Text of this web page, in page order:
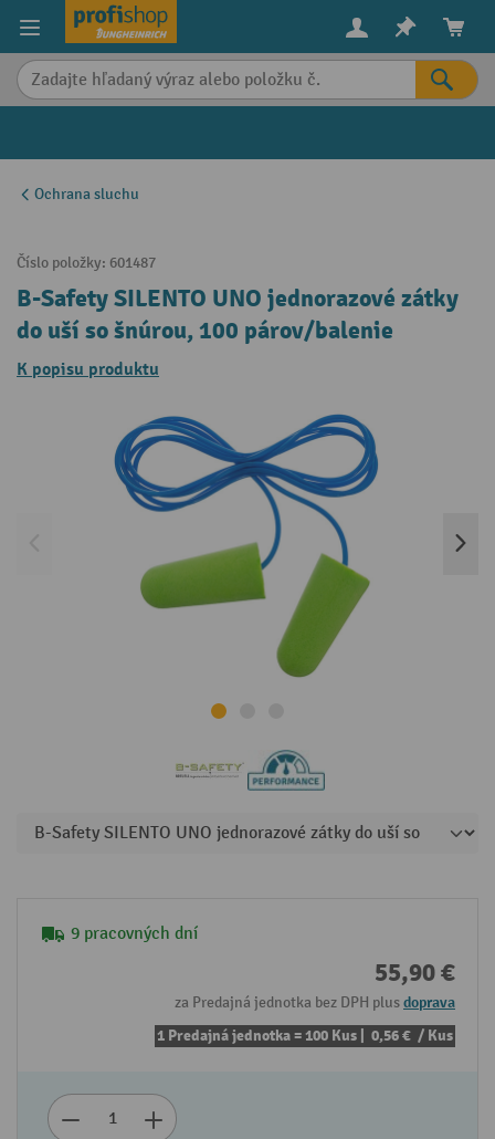
content
Ochrana sluchu
Číslo položky: 601487
B-Safety SILENTO UNO jednorazové zátky
do uší so šnúrou, 100 párov/balenie
K popisu produktu
9 pracovných dní
55,90 €
za Predajná jednotka bez DPH plusdoprava
1 Predajná jednotka = 100 Kus | 0,56 € / Kus